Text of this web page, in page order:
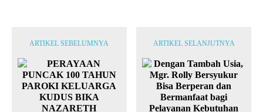
ARTIKEL SEBELUMNYA ARTIKEL SELANJUTNYA